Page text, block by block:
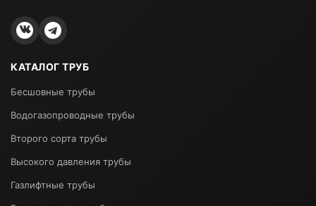
КАТАЛОГ ТРУБ
Бесшовные трубы
Водогазопроводные трубы
Второго сорта трубы
Высокого давления трубы
Газлифтные трубы